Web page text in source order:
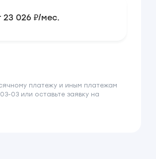
23 026 ₽/мес.
платежу и иным платежам
03 или оставьте заявку на